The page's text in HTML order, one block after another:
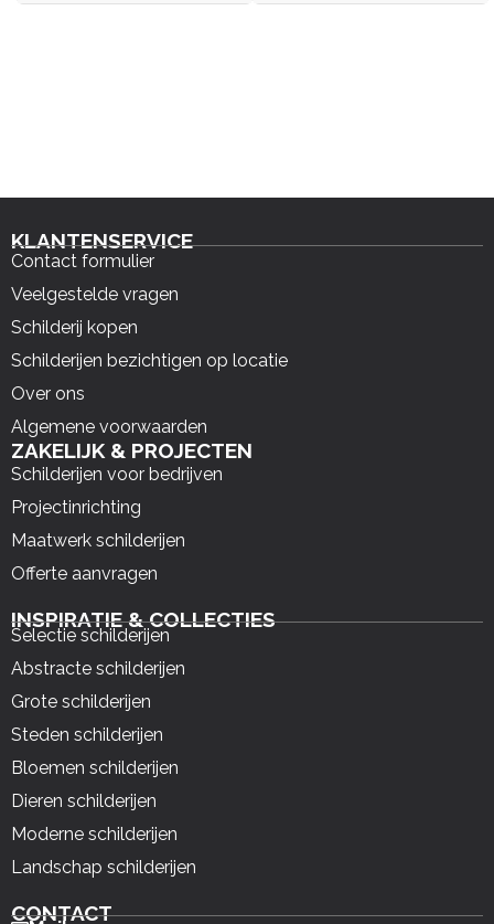
KLANTENSERVICE
Contact formulier
Veelgestelde vragen
Schilderij kopen
Schilderijen bezichtigen op locatie
Over ons
Algemene voorwaarden
ZAKELIJK & PROJECTEN
Schilderijen voor bedrijven
Projectinrichting
Maatwerk schilderijen
Offerte aanvragen
INSPIRATIE & COLLECTIES
Selectie schilderijen
Abstracte schilderijen
Grote schilderijen
Steden schilderijen
Bloemen schilderijen
Dieren schilderijen
Moderne schilderijen
Landschap schilderijen
CONTACT